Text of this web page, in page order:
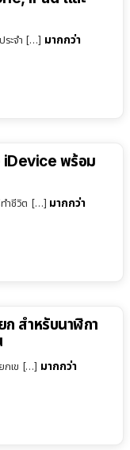
ระจำ […] มากกว่า
iDevice พร้อม
ทำชีวิต […] มากกว่า
สำหรับนาฬิกา
กเข […] มากกว่า